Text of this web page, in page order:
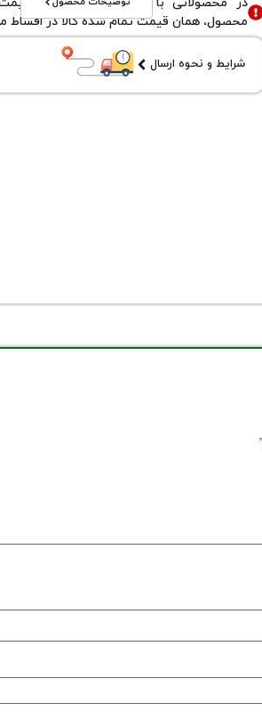
محصول، همان قیمت تمام شده کالا در اقساط
شرایط و نحوه ارسال